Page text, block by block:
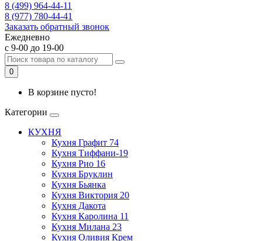
8 (499) 964-44-11
8 (977) 780-44-41
Заказать обратный звонок
Ежедневно
с 9-00 до 19-00
0
В корзине пусто!
Категории
КУХНЯ
Кухня Графит 74
Кухня Тиффани-19
Кухня Рио 16
Кухня Бруклин
Кухня Бьянка
Кухня Виктория 20
Кухня Дакота
Кухня Каролина 11
Кухня Милана 23
Кухня Оливия Крем